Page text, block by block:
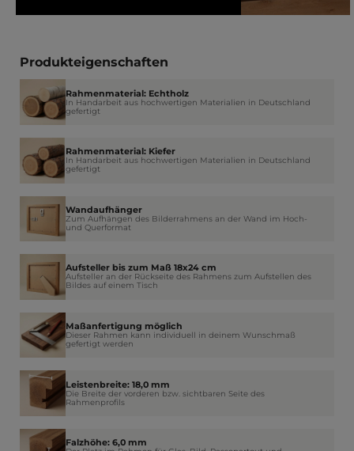
Produkteigenschaften
Rahmenmaterial: Echtholz
In Handarbeit aus hochwertigen Materialien in Deutschland
gefertigt
Rahmenmaterial: Kiefer
In Handarbeit aus hochwertigen Materialien in Deutschland
gefertigt
Wandaufhänger
Zum Aufhängen des Bilderrahmens an der Wand im Hoch-
und Querformat
Aufsteller bis zum Maß 18x24 cm
Aufsteller an der Rückseite des Rahmens zum Aufstellen des
Bildes auf einem Tisch
Maßanfertigung möglich
Dieser Rahmen kann individuell in deinem Wunschmaß
gefertigt werden
Leistenbreite: 18,0 mm
Die Breite der vorderen bzw. sichtbaren Seite des
Rahmenprofils
Falzhöhe: 6,0 mm